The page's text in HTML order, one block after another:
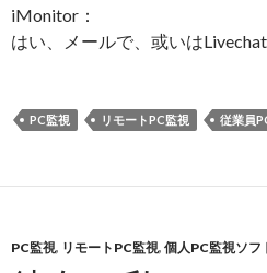
iMonitor：
はい、メールで、或いはLivechat
PC監視 リモートPC監視 従業員
PC監視, リモートPC監視, 個人PC監視ソフ